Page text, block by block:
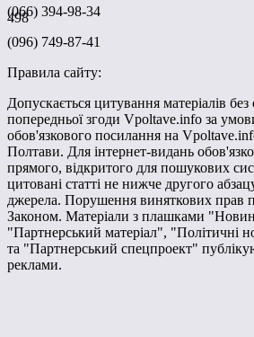
498
(066) 394-98-34
(096) 749-87-41
Правила сайту:
Допускається цитування матеріалів
попередньої згоди Vpoltave.info за
обов'язкового посилання на
Полтави. Для інтернет-видань
прямого, відкритого для пошукових
цитовані статті не нижче другого
джерела. Порушення виняткових прав
Законом. Матеріали з плашками
"Партнерський матеріал", "Політичні
та "Партнерський спецпроект"
реклами.